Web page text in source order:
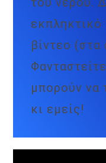
εκπληκτικό
βίντεο (στα
μπορούν να
κι εμείς!